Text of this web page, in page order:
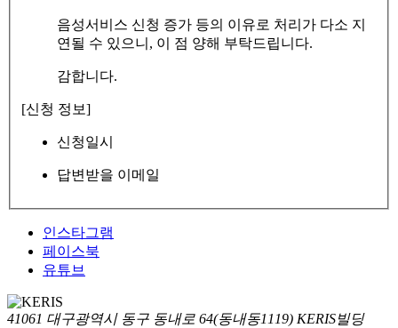
음성서비스 신청 증가 등의 이유로 처리가 다소 지
연될 수 있으니, 이 점 양해 부탁드립니다.
감합니다.
[신청 정보]
신청일시
답변받을 이메일
인스타그램
페이스북
유튜브
41061 대구광역시 동구 동내로 64(동내동1119) KERIS빌딩